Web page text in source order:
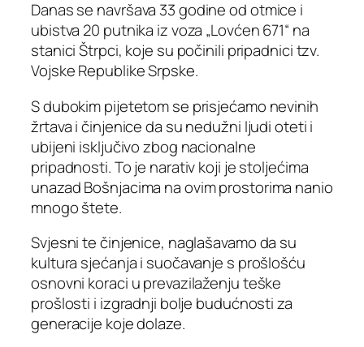
Danas se navršava 33 godine od otmice i
ubistva 20 putnika iz voza „Lovćen 671“ na
stanici Štrpci, koje su počinili pripadnici tzv.
Vojske Republike Srpske.
S dubokim pijetetom se prisjećamo nevinih
žrtava i činjenice da su nedužni ljudi oteti i
ubijeni isključivo zbog nacionalne
pripadnosti. To je narativ koji je stoljećima
unazad Bošnjacima na ovim prostorima nanio
mnogo štete.
Svjesni te činjenice, naglašavamo da su
kultura sjećanja i suočavanje s prošlošću
osnovni koraci u prevazilaženju teške
prošlosti i izgradnji bolje budućnosti za
generacije koje dolaze.